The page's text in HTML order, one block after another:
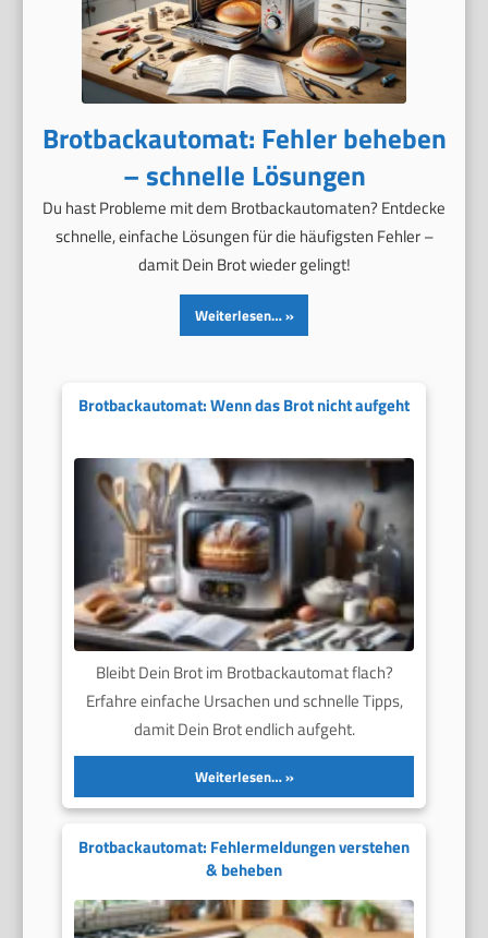
Brotbackautomat: Fehler beheben
– schnelle Lösungen
Du hast Probleme mit dem Brotbackautomaten? Entdecke
schnelle, einfache Lösungen für die häufigsten Fehler –
damit Dein Brot wieder gelingt!
Weiterlesen…
Brotbackautomat: Wenn das Brot nicht aufgeht
Bleibt Dein Brot im Brotbackautomat flach?
Erfahre einfache Ursachen und schnelle Tipps,
damit Dein Brot endlich aufgeht.
Weiterlesen…
Brotbackautomat: Fehlermeldungen verstehen
& beheben